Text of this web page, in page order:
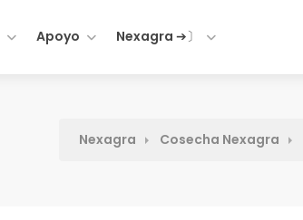
Apoyo Nexagra ➔〕
Nexagra Cosecha Nexagra